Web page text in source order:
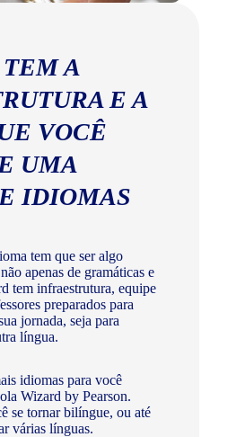
A
E A
VOCÊ
UMA
IDIOMAS
tem que ser algo
apenas de gramáticas e
tem infraestrutura, equipe
preparados para
jornada, seja para
língua.
idiomas para você
Wizard by Pearson.
se tornar bilíngue, ou até
várias línguas.